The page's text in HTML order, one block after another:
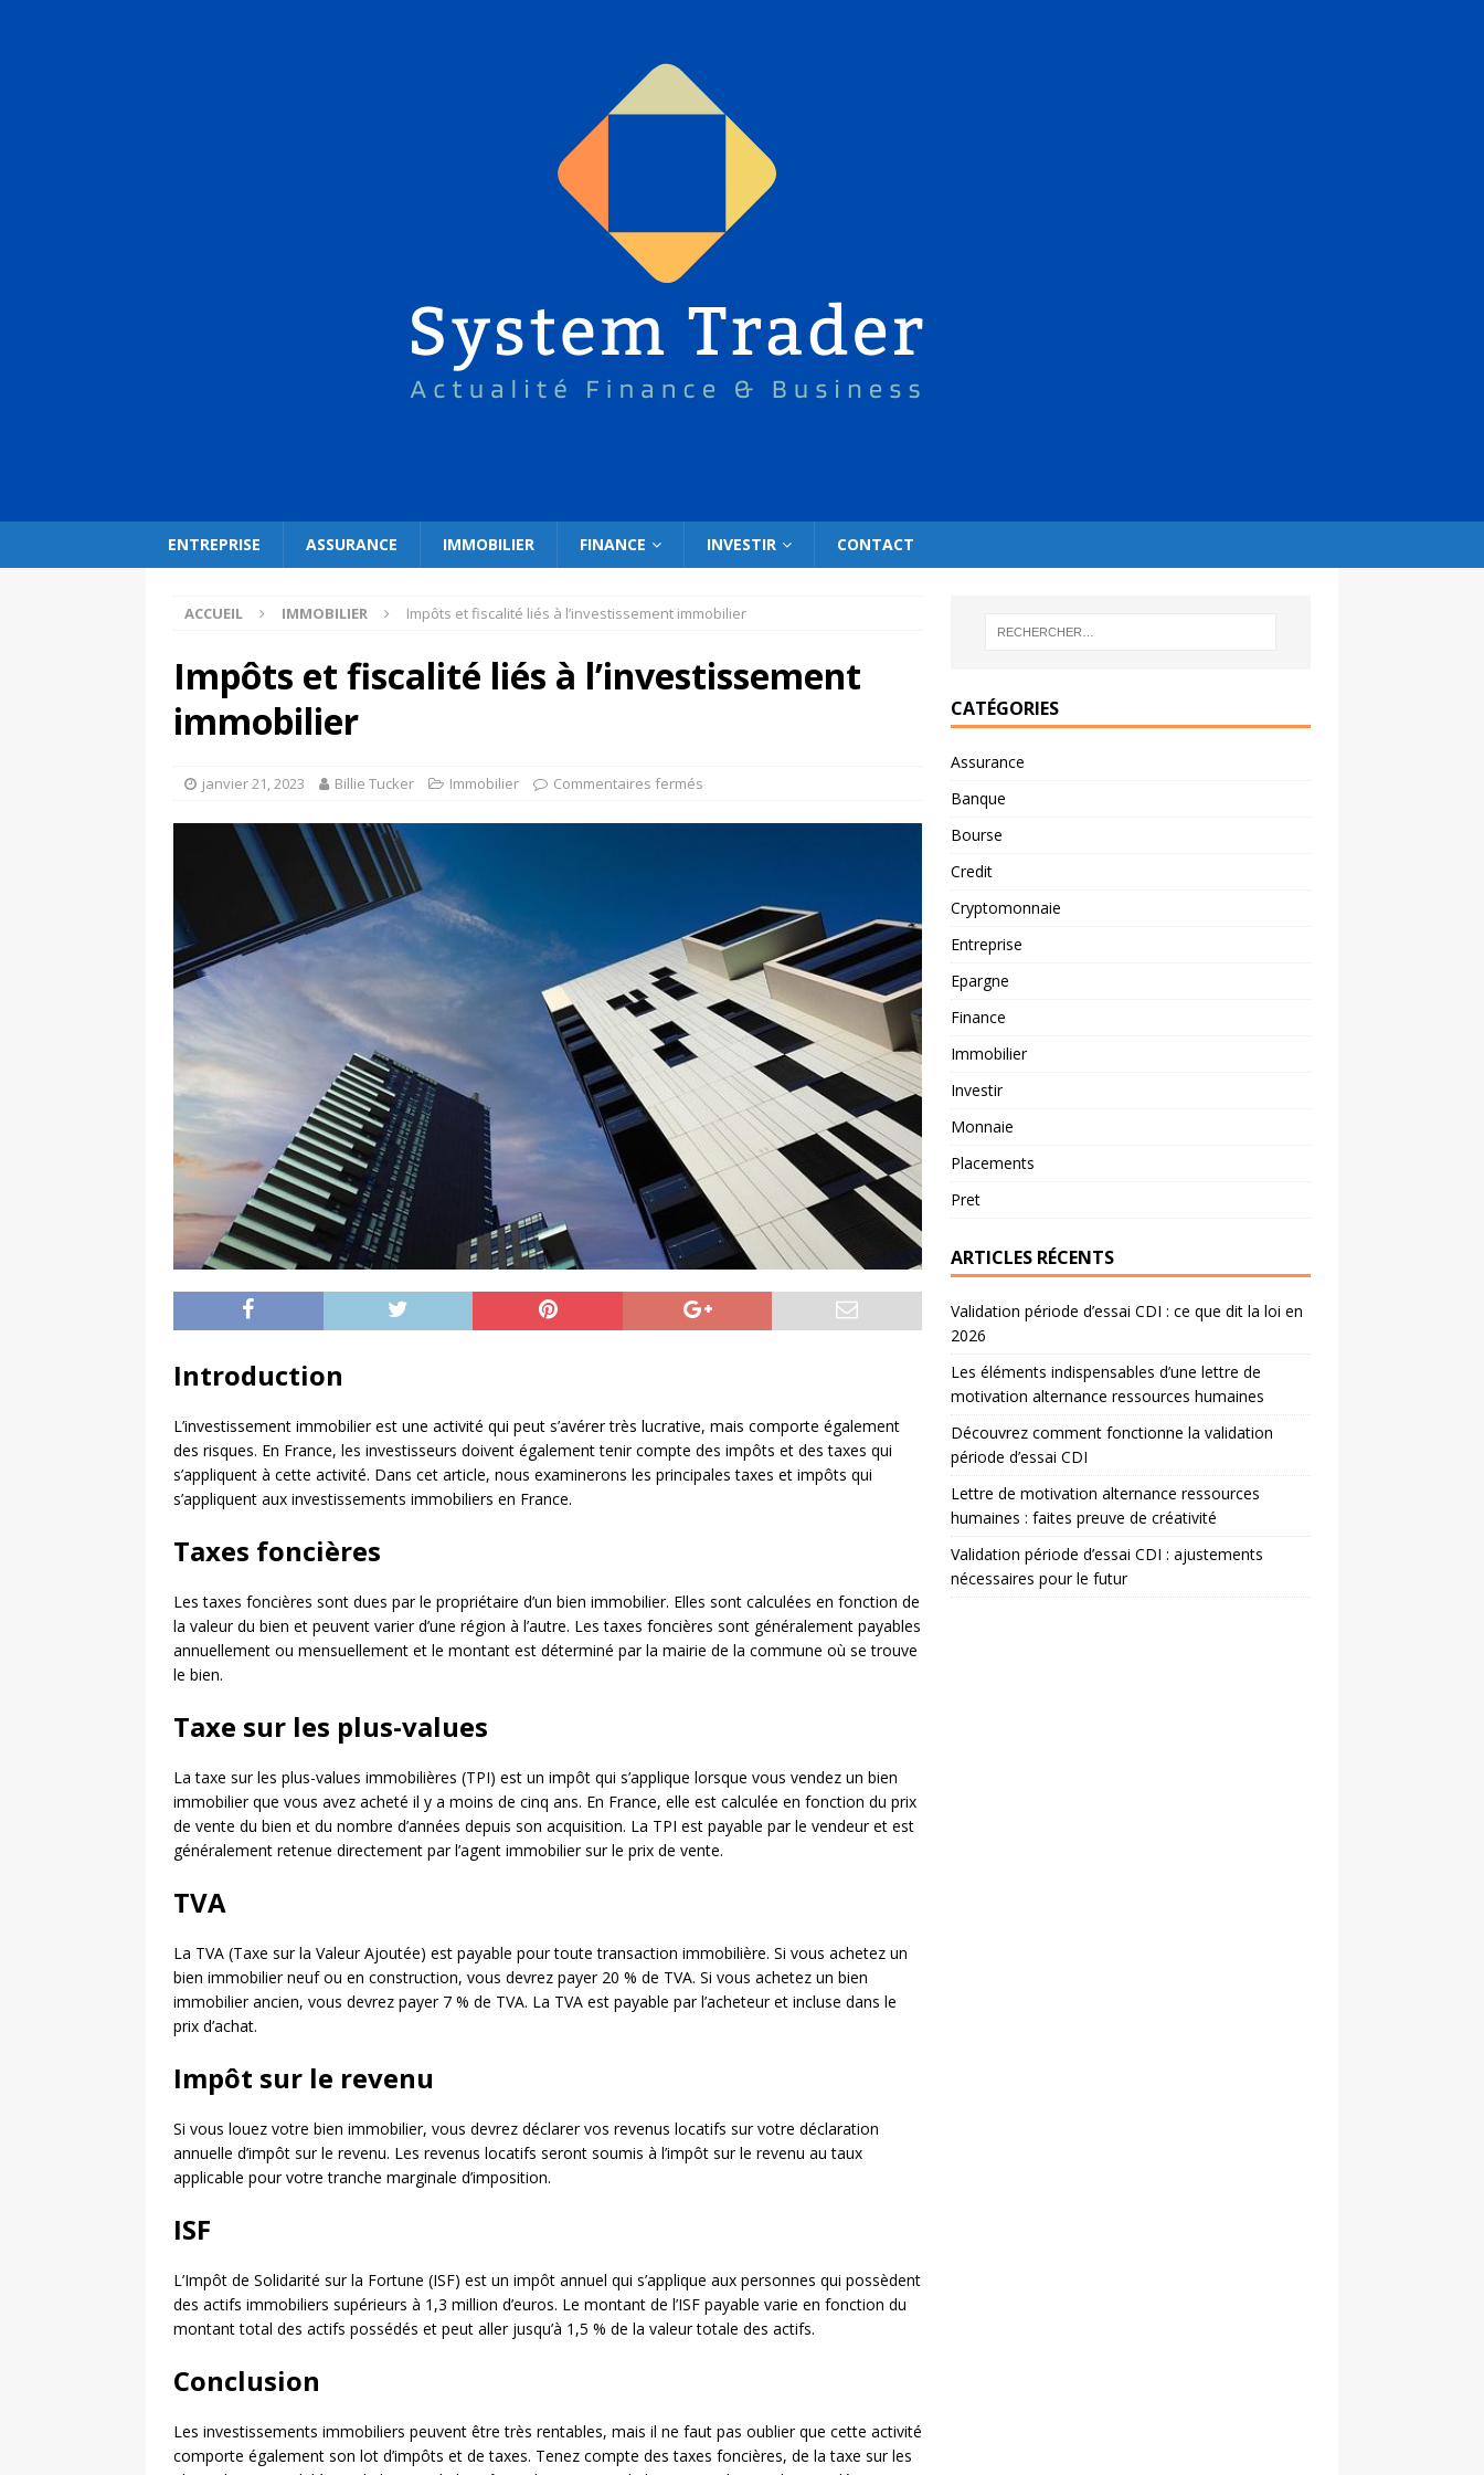
ENTREPRISE ASSURANCE IMMOBILIER FINANCE INVESTIR CONTACT
ACCUEIL IMMOBILIER Impôts et fiscalité liés à l’investissement immobilier
Impôts et fiscalité liés à l’investissement
immobilier
janvier 21, 2023 Billie Tucker Immobilier Commentaires fermés
Introduction
L’investissement immobilier est une activité qui peut s’avérer très lucrative, mais comporte également
des risques. En France, les investisseurs doivent également tenir compte des impôts et des taxes qui
s’appliquent à cette activité. Dans cet article, nous examinerons les principales taxes et impôts qui
s’appliquent aux investissements immobiliers en France.
Taxes foncières
Les taxes foncières sont dues par le propriétaire d’un bien immobilier. Elles sont calculées en fonction de
la valeur du bien et peuvent varier d’une région à l’autre. Les taxes foncières sont généralement payables
annuellement ou mensuellement et le montant est déterminé par la mairie de la commune où se trouve
le bien.
Taxe sur les plus-values
La taxe sur les plus-values immobilières (TPI) est un impôt qui s’applique lorsque vous vendez un bien
immobilier que vous avez acheté il y a moins de cinq ans. En France, elle est calculée en fonction du prix
de vente du bien et du nombre d’années depuis son acquisition. La TPI est payable par le vendeur et est
généralement retenue directement par l’agent immobilier sur le prix de vente.
TVA
La TVA (Taxe sur la Valeur Ajoutée) est payable pour toute transaction immobilière. Si vous achetez un
bien immobilier neuf ou en construction, vous devrez payer 20 % de TVA. Si vous achetez un bien
immobilier ancien, vous devrez payer 7 % de TVA. La TVA est payable par l’acheteur et incluse dans le
prix d’achat.
Impôt sur le revenu
Si vous louez votre bien immobilier, vous devrez déclarer vos revenus locatifs sur votre déclaration
annuelle d’impôt sur le revenu. Les revenus locatifs seront soumis à l’impôt sur le revenu au taux
applicable pour votre tranche marginale d’imposition.
ISF
L’Impôt de Solidarité sur la Fortune (ISF) est un impôt annuel qui s’applique aux personnes qui possèdent
des actifs immobiliers supérieurs à 1,3 million d’euros. Le montant de l’ISF payable varie en fonction du
montant total des actifs possédés et peut aller jusqu’à 1,5 % de la valeur totale des actifs.
Conclusion
Les investissements immobiliers peuvent être très rentables, mais il ne faut pas oublier que cette activité
comporte également son lot d’impôts et de taxes. Tenez compte des taxes foncières, de la taxe sur les
CATÉGORIES
Assurance
Banque
Bourse
Credit
Cryptomonnaie
Entreprise
Epargne
Finance
Immobilier
Investir
Monnaie
Placements
Pret
ARTICLES RÉCENTS
Validation période d’essai CDI : ce que dit la loi en
2026
Les éléments indispensables d’une lettre de
motivation alternance ressources humaines
Découvrez comment fonctionne la validation
période d’essai CDI
Lettre de motivation alternance ressources
humaines : faites preuve de créativité
Validation période d’essai CDI : ajustements
nécessaires pour le futur